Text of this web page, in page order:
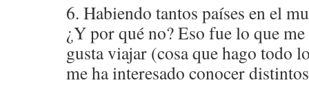
6. Habiendo tantos países en el
¿Y por qué no? Eso fue lo que
gusta viajar (cosa que hago todo
me ha interesado conocer